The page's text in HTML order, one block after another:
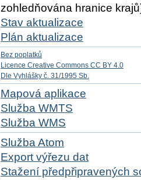
zohledňována hranice
Stav aktualizace
Plán aktualizace
Bez poplatků
Licence Creative Commons CC BY 4.0
Dle Vyhlášky č. 31/1995 Sb.
Mapová aplikace
Služba WMTS
Služba WMS
Služba Atom
Export výřezu dat
Stažení předpřipravených